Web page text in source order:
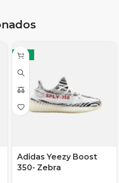
-12%
Adidas Yeezy Boost
350- Zebra